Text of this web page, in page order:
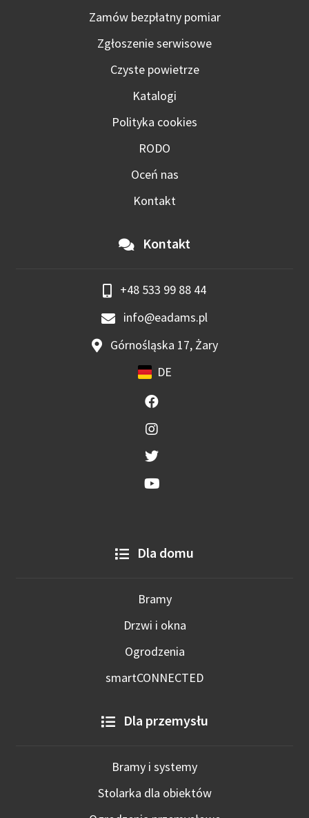
Zamów bezpłatny pomiar
Zgłoszenie serwisowe
Czyste powietrze
Katalogi
Polityka cookies
RODO
Oceń nas
Kontakt
Kontakt
+48 533 99 88 44
info@eadams.pl
Górnośląska 17, Żary
DE
Dla domu
Bramy
Drzwi i okna
Ogrodzenia
smartCONNECTED
Dla przemysłu
Bramy i systemy
Stolarka dla obiektów